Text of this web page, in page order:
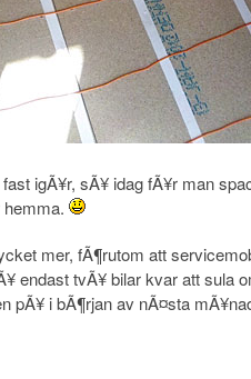
igÃ¥r, sÃ¥ idag fÃ¥r man
mer, fÃ¶rutom att
endast tvÃ¥ bilar kvar att sula
pÃ¥ i bÃ¶rjan av nÃ¤sta